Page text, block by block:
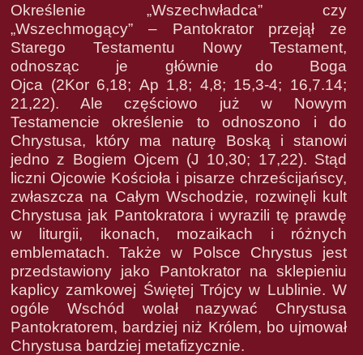
Określenie „Wszechwładca” czy
„Wszechmogący” – Pantokrator przejął ze
Starego Testamentu Nowy Testament,
odnosząc je głównie do Boga
Ojca (2Kor 6,18; Ap 1,8; 4,8; 15,3-4; 16,7.14;
21,22). Ale częściowo już w Nowym
Testamencie określenie to odnoszono i do
Chrystusa, który ma naturę Boską i stanowi
jedno z Bogiem Ojcem (J 10,30; 17,22). Stąd
liczni Ojcowie Kościoła i pisarze chrześcijańscy,
zwłaszcza na Całym Wschodzie, rozwinęli kult
Chrystusa jak Pantokratora i wyrazili tę prawdę
w liturgii, ikonach, mozaikach i różnych
emblematach. Także w Polsce Chrystus jest
przedstawiony jako Pantokrator na sklepieniu
kaplicy zamkowej Świętej Trójcy w Lublinie. W
ogóle Wschód wolał nazywać Chrystusa
Pantokratorem, bardziej niż Królem, bo ujmował
Chrystusa bardziej metafizycznie.